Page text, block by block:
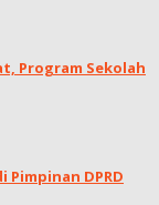
‎Program Sekolah
DPRD